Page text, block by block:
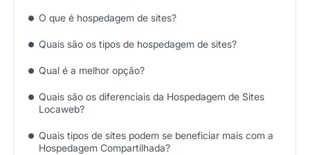
O que é hospedagem de sites?
Quais são os tipos de hospedagem de sites?
Qual é a melhor opção?
Quais são os diferenciais da Hospedagem de Sites
Locaweb?
Quais tipos de sites podem se beneficiar mais com a
Hospedagem Compartilhada?